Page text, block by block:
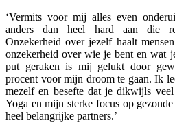
‘Vermits voor mij alles even
anders dan heel hard aan die
Onzekerheid over jezelf haalt
onzekerheid over wie je bent en wat
put geraken is mij gelukt door
procent voor mijn droom te gaan. Ik
mezelf en besefte dat je dik­wijls
Yoga en mijn sterke focus op
heel belang­rijke partners.’